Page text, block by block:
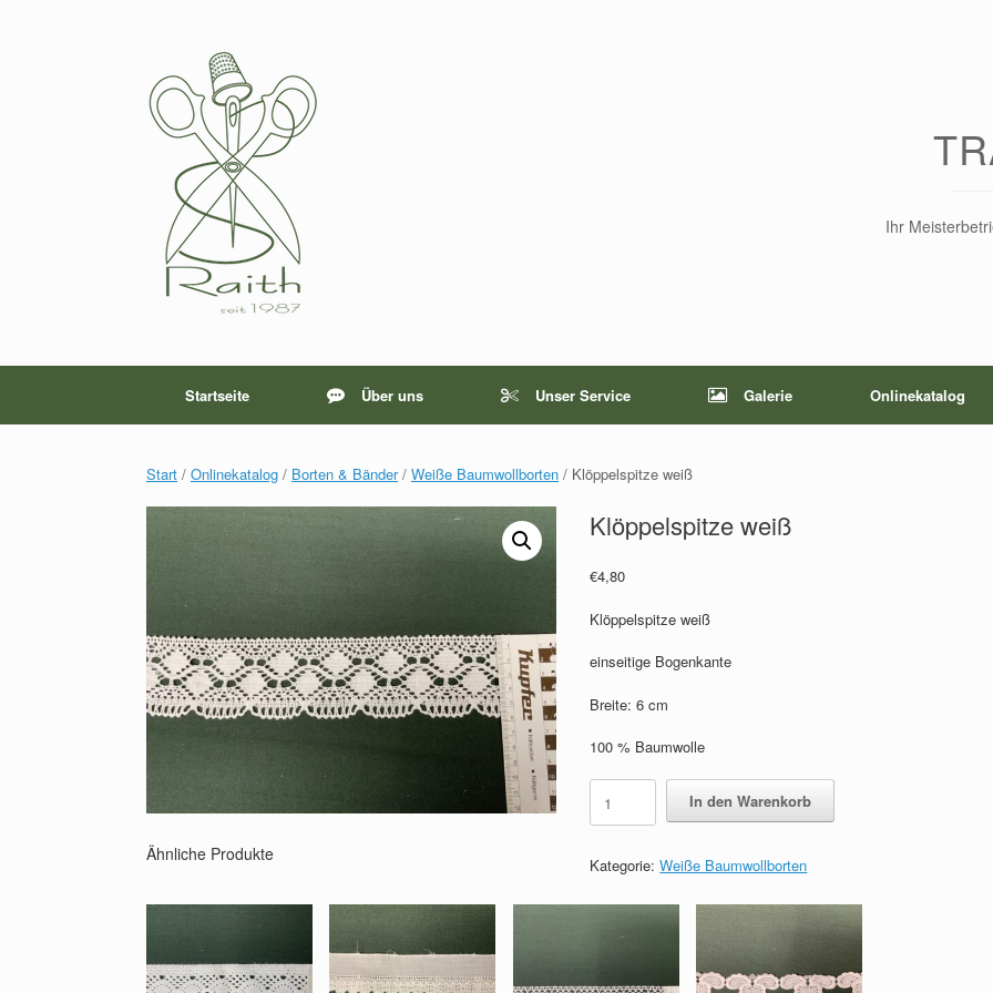
Ihr
Startseite Über uns Unser Service Galerie Onlinekatalog
Start / Onlinekatalog / Borten & Bänder/ Weiße Baumwollborten / Klöppelspitze weiß
Klöppelspitze weiß
€4,80
Klöppelspitze weiß
einseitige Bogenkante
Breite: 6 cm
100 % Baumwolle
Klöppelspitze
weiß
Menge
In den Warenkorb
Kategorie:Weiße Baumwollborten
Ähnliche Produkte